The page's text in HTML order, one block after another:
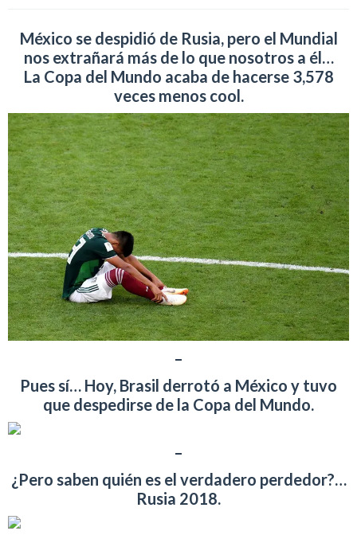
México se despidió de Rusia, pero el Mundial
nos extrañará más de lo que nosotros a él…
La Copa del Mundo acaba de hacerse 3,578
veces menos cool.
–
Pues sí… Hoy, Brasil derrotó a México y tuvo
que despedirse de la Copa del Mundo.
–
¿Pero saben quién es el verdadero perdedor?…
Rusia 2018.